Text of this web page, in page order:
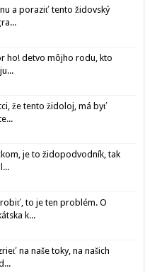
a poraziť tento židovský
ho! detvo môjho rodu, kto
že tento židoloj, má byť
je to židopodvodník, tak
to je ten problém. O
k...
na naše toky, na našich